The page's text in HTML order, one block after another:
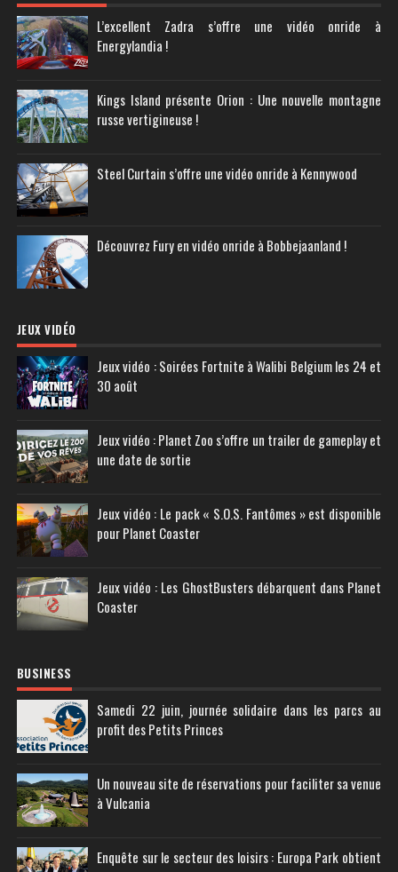
L’excellent Zadra s’offre une vidéo onride à
Energylandia !
Kings Island présente Orion : Une nouvelle montagne
russe vertigineuse !
Steel Curtain s’offre une vidéo onride à Kennywood
Découvrez Fury en vidéo onride à Bobbejaanland !
JEUX VIDÉO
Jeux vidéo : Soirées Fortnite à Walibi Belgium les 24 et
30 août
Jeux vidéo : Planet Zoo s’offre un trailer de gameplay et
une date de sortie
Jeux vidéo : Le pack « S.O.S. Fantômes » est disponible
pour Planet Coaster
Jeux vidéo : Les GhostBusters débarquent dans Planet
Coaster
BUSINESS
Samedi 22 juin, journée solidaire dans les parcs au
profit des Petits Princes
Un nouveau site de réservations pour faciliter sa venue
à Vulcania
Enquête sur le secteur des loisirs : Europa Park obtient